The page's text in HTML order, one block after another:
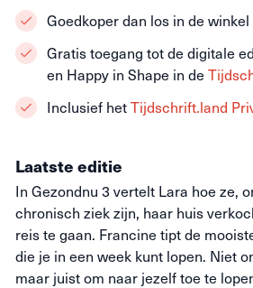
Laatste editie
In Gezondnu 3 vertelt Lara hoe ze,
chronisch ziek zijn, haar huis
reis te gaan. Francine tipt de
die je in een week kunt lopen. Niet
maar juist om naar jezelf toe te
Goedkoper dan los in de winkel
Gratis toegang tot de digitale
en Happy in Shape in de
Inclusief hetTijdschrift.land